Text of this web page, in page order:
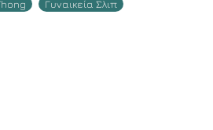
Γυναικεία Σλιπ